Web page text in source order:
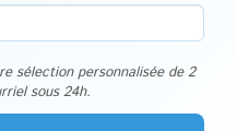
sélection personnalisée de 2
sous 24h.